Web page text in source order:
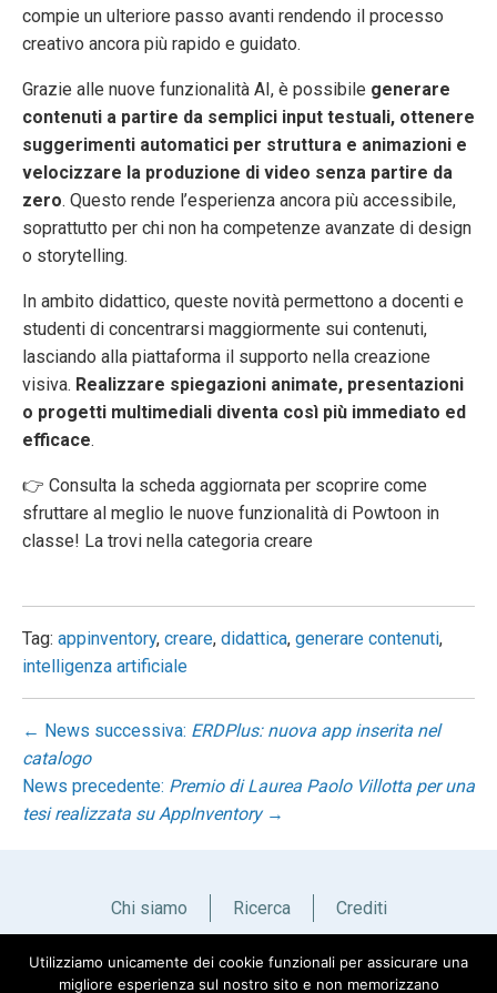
compie un ulteriore passo avanti rendendo il processo
creativo ancora più rapido e guidato.
Grazie alle nuove funzionalità AI, è possibile generare
contenuti a partire da semplici input testuali, ottenere
suggerimenti automatici per struttura e animazioni e
velocizzare la produzione di video senza partire da
zero. Questo rende l’esperienza ancora più accessibile,
soprattutto per chi non ha competenze avanzate di design
o storytelling.
In ambito didattico, queste novità permettono a docenti e
studenti di concentrarsi maggiormente sui contenuti,
lasciando alla piattaforma il supporto nella creazione
visiva. Realizzare spiegazioni animate, presentazioni
o progetti multimediali diventa così più immediato ed
efficace.
👉 Consulta la scheda aggiornata per scoprire come
sfruttare al meglio le nuove funzionalità di Powtoon in
classe! La trovi nella categoria creare
Tag: appinventory, creare, didattica, generare contenuti,
intelligenza artificiale
← News successiva: ERDPlus: nuova app inserita nel
catalogo
News precedente: Premio di Laurea Paolo Villotta per una
tesi realizzata su AppInventory→
Chi siamo Ricerca Crediti
Italiano English
Utilizziamo unicamente dei cookie funzionali per assicurare una
migliore esperienza sul nostro sito e non memorizzano